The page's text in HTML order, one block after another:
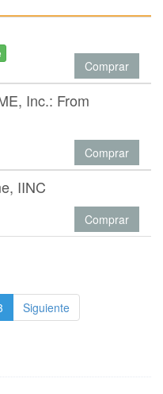
Comprar
Inc.: From
Comprar
IINC
Comprar
Siguiente